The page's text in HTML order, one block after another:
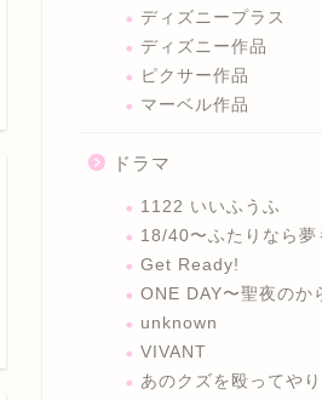
ディズニープラス
ディズニー作品
ピクサー作品
マーベル作品
ドラマ
1122 いいふうふ
18/40〜ふたりなら夢
Get Ready!
ONE DAY〜聖夜のか
unknown
VIVANT
あのクズを殴ってや